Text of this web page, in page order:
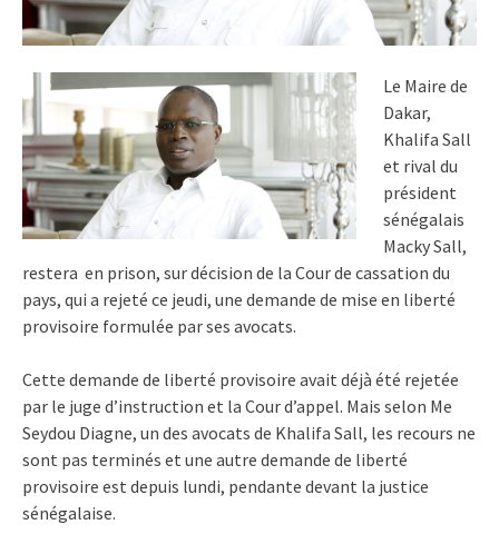
Le Maire de
Dakar,
Khalifa Sall
et rival du
président
sénégalais
Macky Sall,
restera en prison, sur décision de la Cour de cassation du
pays, qui a rejeté ce jeudi, une demande de mise en liberté
provisoire formulée par ses avocats.
Cette demande de liberté provisoire avait déjà été rejetée
par le juge d’instruction et la Cour d’appel. Mais selon Me
Seydou Diagne, un des avocats de Khalifa Sall, les recours ne
sont pas terminés et une autre demande de liberté
provisoire est depuis lundi, pendante devant la justice
sénégalaise.